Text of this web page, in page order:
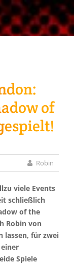
of
Robin
viele Events
schließlich
of the
Robin von
lassen, für zwei
Spiele